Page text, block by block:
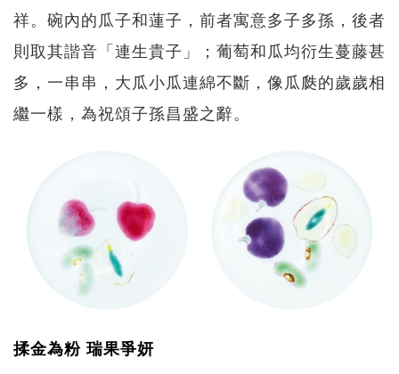
祥。碗內的瓜子和蓮子，前者寓意多子多孫，後者
則取其諧音「連生貴子」；葡萄和瓜均衍生蔓藤甚
多，一串串，大瓜小瓜連綿不斷，像瓜瓞的歲歲相
繼一樣，為祝頌子孫昌盛之辭。
揉金為粉 瑞果爭妍